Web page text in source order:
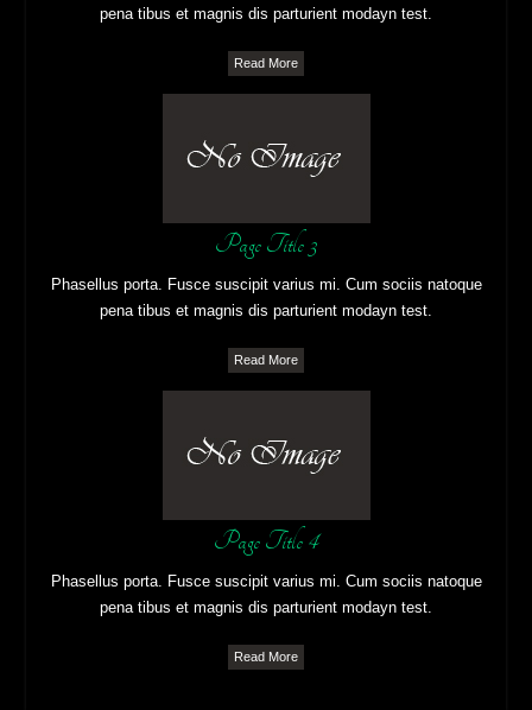
pena tibus et magnis dis parturient modayn test.
Read More
Page Title 3
Phasellus porta. Fusce suscipit varius mi. Cum sociis natoque
pena tibus et magnis dis parturient modayn test.
Read More
Page Title 4
Phasellus porta. Fusce suscipit varius mi. Cum sociis natoque
pena tibus et magnis dis parturient modayn test.
Read More